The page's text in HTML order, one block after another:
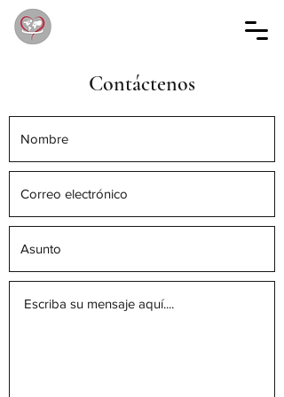
Contáctenos